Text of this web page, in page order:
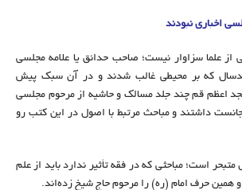
اخباری نبودند
از علما سزاوار نیست؛ صاحب حدائق یا علامه مجلسی
صدسال که بر محیطی غالب شدند و در آن سبک پیش
اعظم قم چند جلد مسالک و حاشیه از مرحوم مجلسی
داشتند و مباحث مرتبط با اصول در این کتب رو
است؛ مباحثی که در فقه تأثیر ندارد باید از علم
همین حرف امام (ره) را مرحوم حاج شیخ زده‌اند.